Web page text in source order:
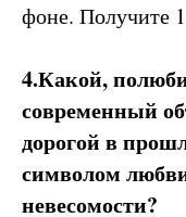
фоне. Получите
4.Какой,
современный
дорогой в
символом
невесомости?